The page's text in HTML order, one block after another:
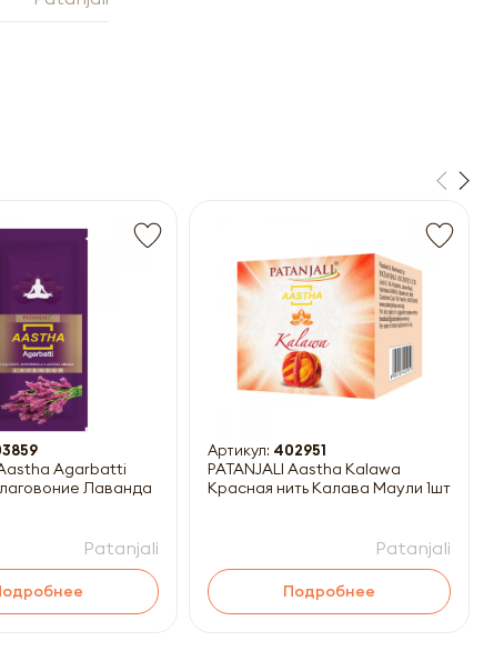
Aastha Agarbatti
Patanjali
Артикул: 402951
PATANJALI Aastha Kalawa
Красная нить Калава Маули 1шт
Patanjali
Подробнее